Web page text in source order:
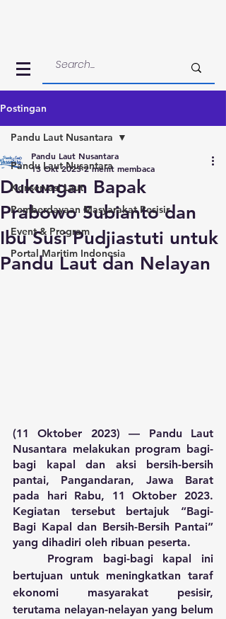
Postingan
Pandu Laut Nusantara
Konservasi Laut
Pemberdayaan Masyarakat Pesisir
Event & Program
Portal Maritim Indonesia
Pandu Laut Nusantara
Dukungan Bapak
Prabowo Subianto dan
Ibu Susi Pudjiastuti untuk
Pandu Laut dan Nelayan
Pandu Laut Nusantara
13 Okt 2023 2 menit membaca
(11 Oktober 2023) — Pandu Laut
Nusantara melakukan program bagi-
bagi kapal dan aksi bersih-bersih
pantai, Pangandaran, Jawa Barat
pada hari Rabu, 11 Oktober 2023.
Kegiatan tersebut bertajuk “Bagi-
Bagi Kapal dan Bersih-Bersih Pantai”
yang dihadiri oleh ribuan peserta.
bertujuan untuk meningkatkan taraf
ekonomi masyarakat pesisir,
terutama nelayan-nelayan yang belum